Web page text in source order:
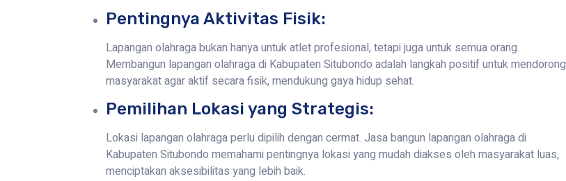
Pentingnya Aktivitas Fisik:
Lapangan olahraga bukan hanya untuk atlet profesional, tetapi juga untuk semua orang.
Membangun lapangan olahraga di Kabupaten Situbondo adalah langkah positif untuk mendorong
masyarakat agar aktif secara fisik, mendukung gaya hidup sehat.
Pemilihan Lokasi yang Strategis:
Lokasi lapangan olahraga perlu dipilih dengan cermat. Jasa bangun lapangan olahraga di
Kabupaten Situbondo memahami pentingnya lokasi yang mudah diakses oleh masyarakat luas,
menciptakan aksesibilitas yang lebih baik.